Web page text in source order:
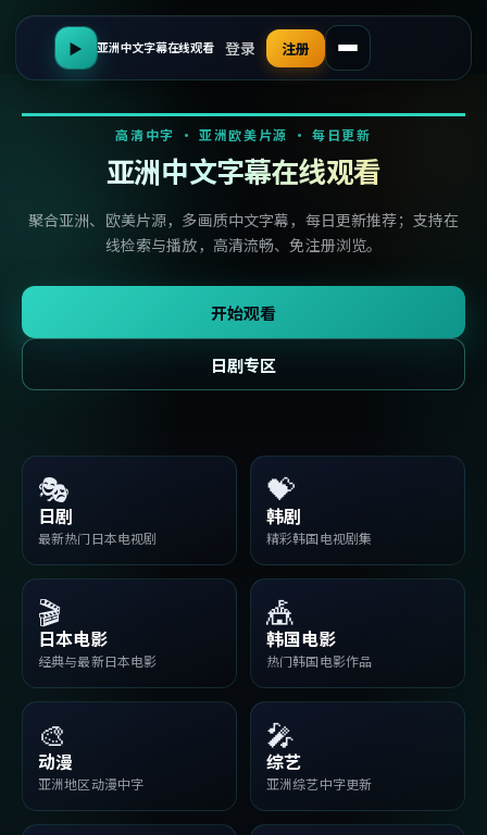
▶ 亚洲中文字幕在线观看 登录 注册
高清中字 · 亚洲欧美片源 · 每日更新
亚洲中文字幕在线观看
聚合亚洲、欧美片源，多画质中文字幕，每日更新推荐；支持在
线检索与播放，高清流畅、免注册浏览。
开始观看
日剧专区
🎭
日剧
最新热门日本电视剧
💝
韩剧
精彩韩国电视剧集
🎬
日本电影
经典与最新日本电影
🎪
韩国电影
热门韩国电影作品
🎨
动漫
亚洲地区动漫中字
🎤
综艺
亚洲综艺中字更新